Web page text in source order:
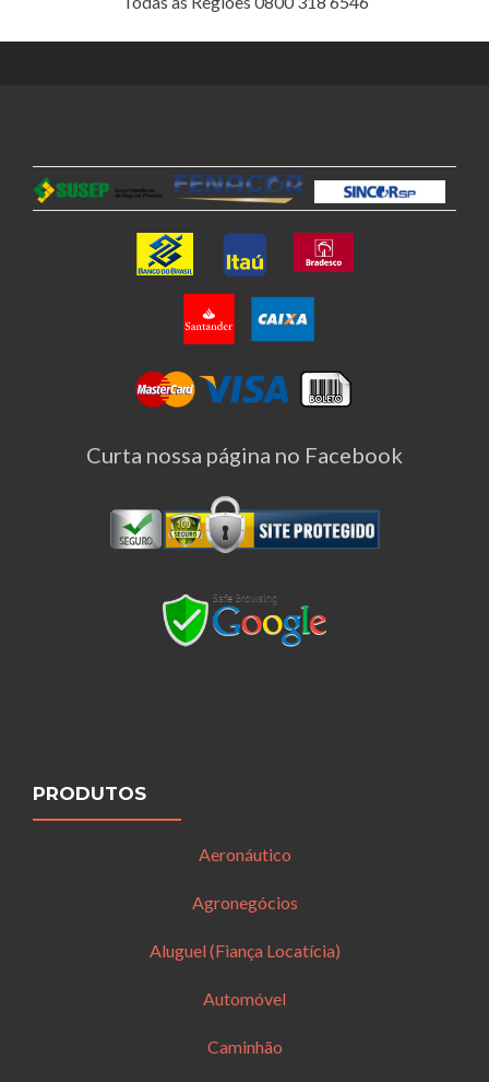
Curta nossa página no Facebook
PRODUTOS
Aeronáutico
Agronegócios
Aluguel (Fiança Locatícia)
Automóvel
Caminhão